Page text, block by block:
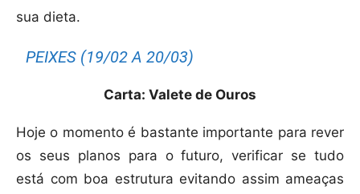
sua dieta.
PEIXES (19/02 A 20/03)
Carta: Valete de Ouros
Hoje o momento é bastante importante para rever
os seus planos para o futuro, verificar se tudo
está com boa estrutura evitando assim ameaças